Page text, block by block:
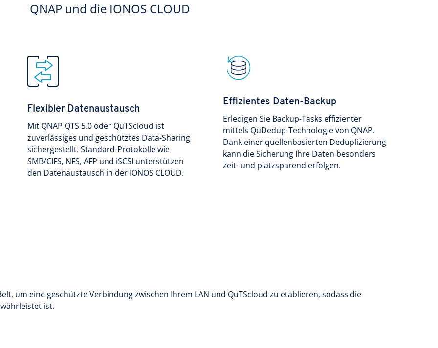
QNAP und die IONOS CLOUD
Flexibler Datenaustausch
Mit QNAP QTS 5.0 oder QuTScloud ist
zuverlässiges und geschütztes Data-Sharing
sichergestellt. Standard-Protokolle wie
SMB/CIFS, NFS, AFP und iSCSI unterstützen
den Datenaustausch in der IONOS CLOUD.
Effizientes Daten-Backup
Erledigen Sie Backup-Tasks effizienter
mittels QuDedup-Technologie von QNAP.
Dank einer quellenbasierten Deduplizierung
kann die Sicherung Ihre Daten besonders
zeit- und platzsparend erfolgen.
um eine geschützte Verbindung zwischen Ihrem LAN und QuTScloud zu etablieren, sodass die
ist.